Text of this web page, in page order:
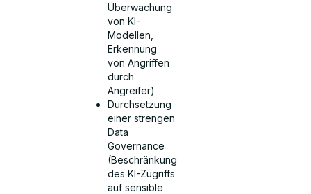
Überwachung
von KI-
Modellen,
Erkennung
von Angriffen
durch
Angreifer)
Durchsetzung
einer strengen
Data
Governance
(Beschränkung
des KI-Zugriffs
auf sensible